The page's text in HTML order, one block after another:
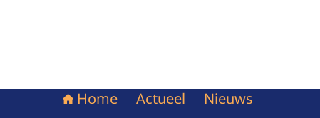
Home Actueel Nieuws